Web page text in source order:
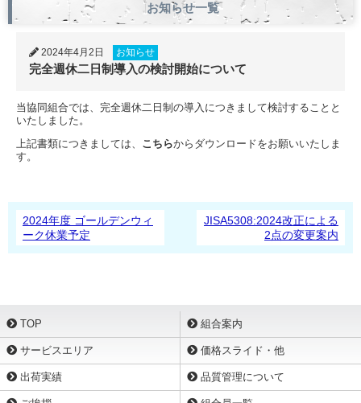
お知らせ一覧
2024年4月2日 お知らせ
完全週休二日制導入の検討開始について
当協同組合では、完全週休二日制の導入につきまして検討することと
いたしました。
上記書類につきましては、 こちらからダウンロードをお願いいたしま
す。
2024年度 ゴールデンウィ
ーク休業予定
JISA5308:2024改正による
2点の変更案内
TOP 組合案内
サービスエリア 価格スライド・他
出荷実績 品質管理について